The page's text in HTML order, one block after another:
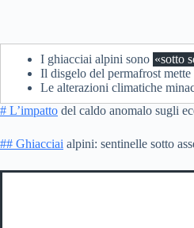
I ghiacciai alpini sono «sotto
Il disgelo del permafrost
Le alterazioni climatiche
# L’impatto del caldo anomalo sugli
## Ghiacciai alpini: sentinelle sotto